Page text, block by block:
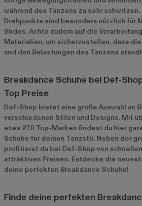
während des Tanzens zu sehr
Drehpunkte sind besonders nützlich für
Slides. Achte zudem auf die
Materialien, um sicherzustellen, dass
und den Belastungen des Tanzens
Breakdance Schuhe bei Def-
Top Preise
Def-Shop bietet eine große Auswahl an
verschiedenen Stilen und Designs. Mit
etwa 270 Top-Marken findest du hier
Schuhe für deinen Tanzstil. Neben der
profitierst du bei Def-Shop von
attraktiven Preisen. Entdecke die
deine perfekten Breakdance Schuhe!
Finde deine perfekten